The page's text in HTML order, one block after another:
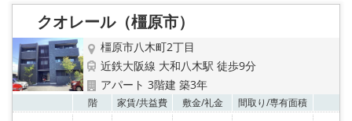
スタッフ紹介
リフォーム のことなら！
オーナー様へ
り
クオレール（橿原市）
橿原市八木町2丁目
近鉄大阪線 大和八木駅 徒歩9分
アパート 3階建 築3年
階 家賃/共益費 敷金/礼金 間取り/専有面積